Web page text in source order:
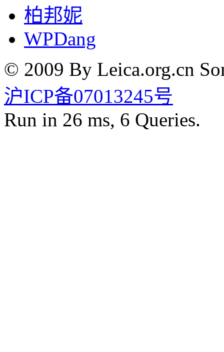
柏邦妮
WPDang
© 2009 By Leica.org.cn
沪ICP备07013245号
Run in 26 ms, 6 Queries.